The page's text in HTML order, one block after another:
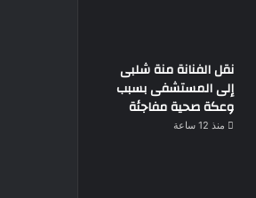
نقل الفنانة منة شلبى
إلى المستشفى بسبب
وعكة صحية مفاجئة
منذ 12 ساعة